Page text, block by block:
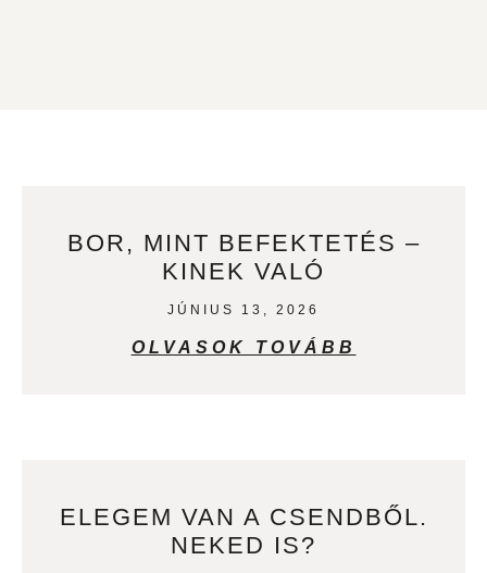
BOR, MINT BEFEKTETÉS –
KINEK VALÓ
JÚNIUS 13, 2026
OLVASOK TOVÁBB
ELEGEM VAN A CSENDBŐL.
NEKED IS?